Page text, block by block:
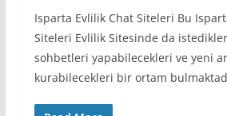
Isparta Evlilik Chat Siteleri Bu
Siteleri Evlilik Sitesinde da
sohbetleri yapabilecekleri ve yeni
kurabilecekleri bir ortam